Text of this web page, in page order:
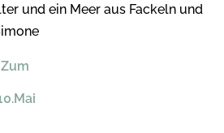
und ein Meer aus Fackeln und